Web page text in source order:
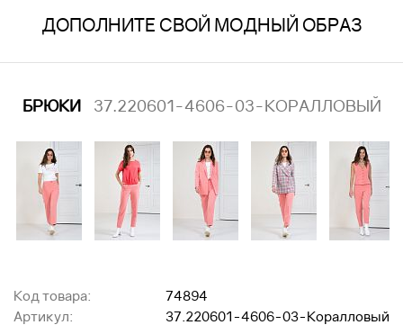
ДОПОЛНИТЕ СВОЙ МОДНЫЙ ОБРАЗ
БРЮКИ 37.220601-4606-03-КОРАЛЛОВЫЙ
Код товара:
74894
Артикул:
37.220601-4606-03-Коралловый